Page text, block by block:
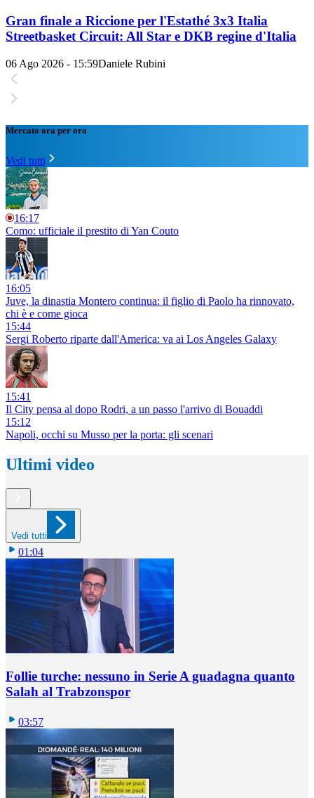
Gran finale a Riccione per l'Estathé 3x3 Italia
Streetbasket Circuit: All Star e DKB regine d'Italia
06 Ago 2026 - 15:59Daniele Rubini
Mercato ora per ora
Vedi tutti
16:17
Como: ufficiale il prestito di Yan Couto
16:05
Juve, la dinastia Montero continua: il figlio di Paolo ha rinnovato,
chi è e come gioca
15:44
Sergi Roberto riparte dall'America: va ai Los Angeles Galaxy
15:41
Il City pensa al dopo Rodri, a un passo l'arrivo di Bouaddi
15:12
Napoli, occhi su Musso per la porta: gli scenari
Ultimi video
Vedi tutti
01:04
Follie turche: nessuno in Serie A guadagna quanto
Salah al Trabzonspor
03:57